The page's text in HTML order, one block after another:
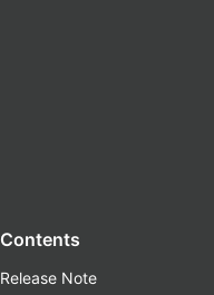
Contents
Release Note